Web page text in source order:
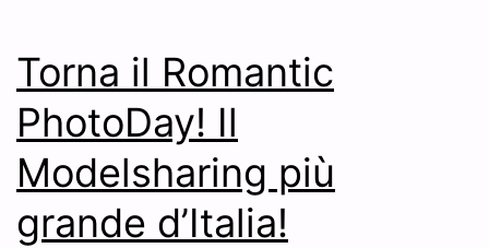
Torna il Romantic
PhotoDay! Il
Modelsharing più
grande d’Italia!